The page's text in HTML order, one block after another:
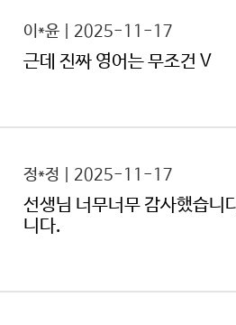
이*윤 | 2025-11-17
근데 진짜 영어는 무조건 V
정*정 | 2025-11-17
선생님 너무너무 감사했습니
니다.